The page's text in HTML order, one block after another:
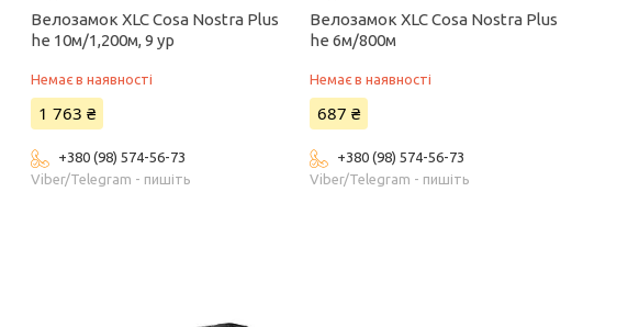
Велозамок XLC Cosa Nostra Plus
he 10м/1,200м, 9 ур
Немає в наявності
1 763 ₴
+380 (98) 574-56-73
Viber/Telegram - пишіть
Велозамок XLC Cosa Nostra Plus
he 6м/800м
Немає в наявності
687 ₴
+380 (98) 574-56-73
Viber/Telegram - пишіть